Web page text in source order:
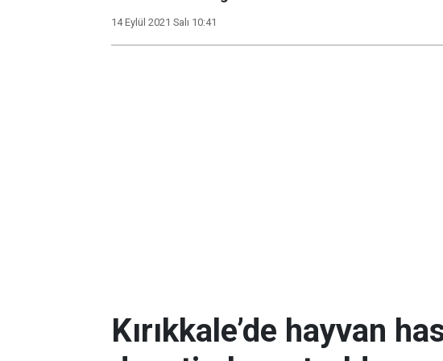
14 Eylül 2021 Salı 10:41
Kırıkkale’de hayvan